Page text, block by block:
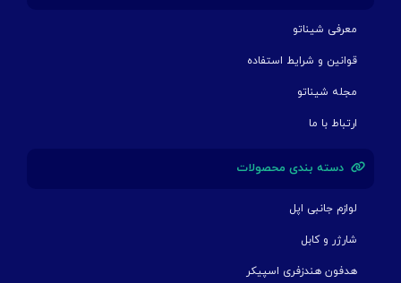
معرفی شیناتو
قوانین و شرایط استفاده
مجله شیناتو
ارتباط با ما
دسته بندی محصولات
لوازم جانبی اپل
شارژر و کابل
هدفون هندزفری اسپیکر